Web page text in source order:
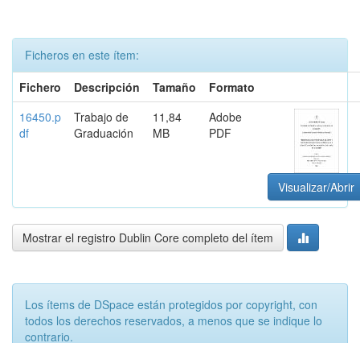
Ficheros en este ítem:
Fichero
Descripción Tamaño
Formato
16450.p
df
Trabajo de
Graduación
11,84
MB
Adobe
PDF
Visualizar/Abrir
Mostrar el registro Dublin Core completo del ítem
Los ítems de DSpace están protegidos por copyright, con
todos los derechos reservados, a menos que se indique lo
contrario.